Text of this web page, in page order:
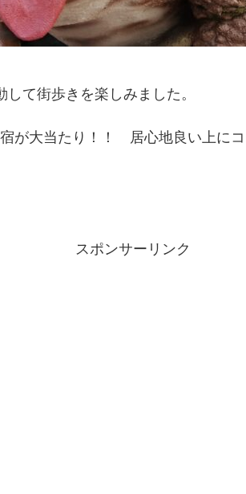
て街歩きを楽しみました。
が大当たり！！ 居心地良い上に
スポンサーリンク